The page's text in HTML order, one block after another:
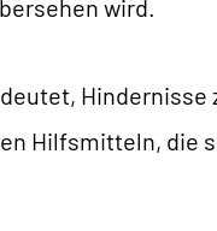
wird.
Hindernisse
Hilfsmitteln, die